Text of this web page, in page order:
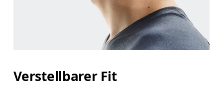
Verstellbarer Fit